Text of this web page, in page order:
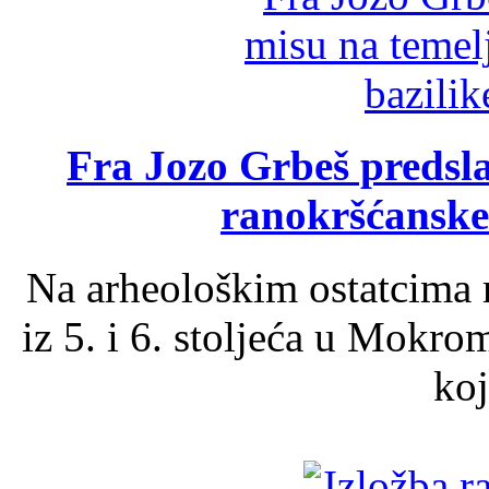
Fra Jozo Grbeš
Na arheološkim
iz 5. i 6. stoljeća u